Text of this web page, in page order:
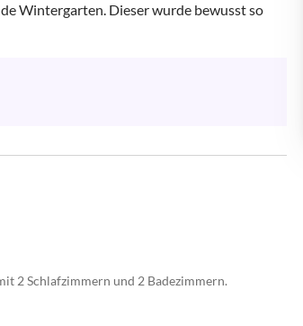
Wintergarten. Dieser wurde bewusst so
2 Schlafzimmern und 2 Badezimmern.